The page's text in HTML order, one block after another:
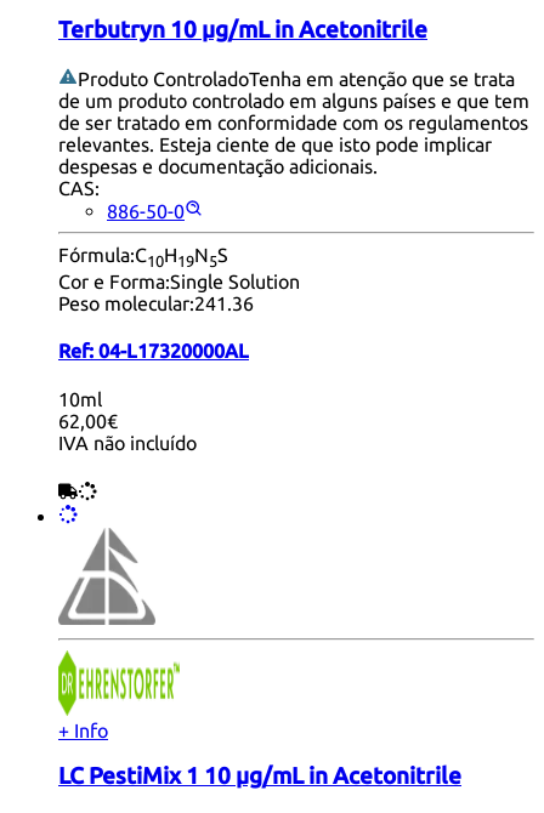
Terbutryn 10 µg/mL in Acetonitrile
Produto ControladoTenha em atenção que se trata
de um produto controlado em alguns países e que tem
de ser tratado em conformidade com os regulamentos
relevantes. Esteja ciente de que isto pode implicar
despesas e documentação adicionais.
CAS:
886-50-0
Fórmula:C10H19N5S
Cor e Forma:Single Solution
Peso molecular:241.36
Ref: 04-L17320000AL
10ml
62,00€
IVA não incluído
+ Info
LC PestiMix 1 10 µg/mL in Acetonitrile